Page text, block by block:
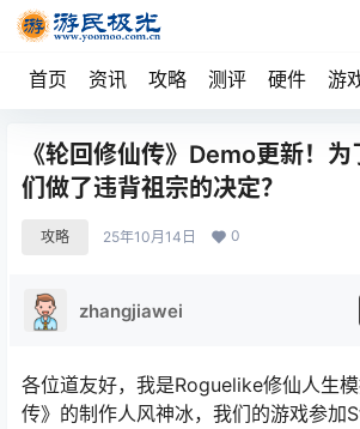
首页 资讯 攻略 测评 硬件 游
《轮回修仙传》Demo更新！
们做了违背祖宗的决定？
攻略 25年10月14日 0
zhangjiawei
各位道友好，我是Roguelike修仙人生
传》的制作人风神冰，我们的游戏参加